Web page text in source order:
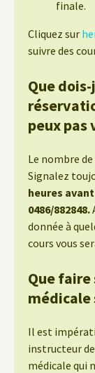
finale.
Cliquez sur
suivre des
Que
peux pas
Le nombre
Signalez
heures
0486/882848.
donnée à
cours vous
Que faire
médicale
Il est
instructeur
médicale qui